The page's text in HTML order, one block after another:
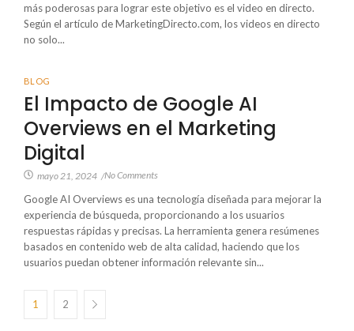
más poderosas para lograr este objetivo es el video en directo.
Según el artículo de MarketingDirecto.com, los videos en directo
no solo...
BLOG
El Impacto de Google AI
Overviews en el Marketing
Digital
mayo 21, 2024 /No Comments
Google AI Overviews es una tecnología diseñada para mejorar la
experiencia de búsqueda, proporcionando a los usuarios
respuestas rápidas y precisas. La herramienta genera resúmenes
basados en contenido web de alta calidad, haciendo que los
usuarios puedan obtener información relevante sin...
1 2